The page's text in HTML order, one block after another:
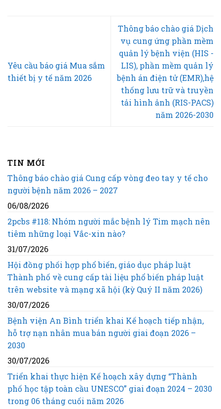
Yêu cầu báo giá Mua sắm
thiết bị y tế năm 2026
Thông báo chào giá Dịch
vụ cung ứng phần mềm
quản lý bệnh viện (HIS -
LIS), phần mềm quản lý
bệnh án điện tử (EMR),hệ
thống lưu trữ và truyền
tải hình ảnh (RIS-PACS)
năm 2026-2030
TIN MỚI
Thông báo chào giá Cung cấp vòng đeo tay y tế cho
người bệnh năm 2026 – 2027
06/08/2026
2pcbs #118: Nhóm người mắc bệnh lý Tim mạch nên
tiêm những loại Vắc-xin nào?
31/07/2026
Hội đồng phối hợp phổ biến, giáo dục pháp luật
Thành phố về cung cấp tài liệu phổ biến pháp luật
trên website và mạng xã hội (kỳ Quý II năm 2026)
30/07/2026
Bệnh viện An Bình triển khai Kế hoạch tiếp nhận,
hỗ trợ nạn nhân mua bán người giai đoạn 2026 –
2030
30/07/2026
Triển khai thực hiện Kế hoạch xây dựng “Thành
phố học tập toàn cầu UNESCO” giai đoạn 2024 – 2030
trong 06 tháng cuối năm 2026